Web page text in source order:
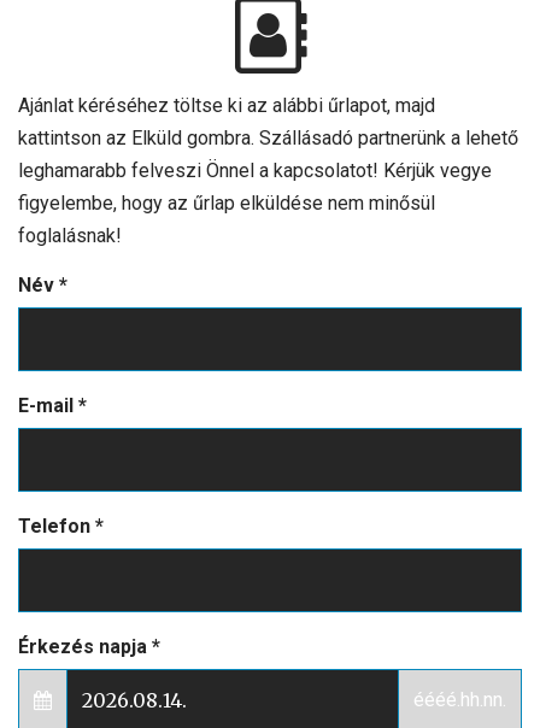
Ajánlat kéréséhez töltse ki az alábbi űrlapot, majd
kattintson az Elküld gombra. Szállásadó partnerünk a lehető
leghamarabb felveszi Önnel a kapcsolatot! Kérjük vegye
figyelembe, hogy az űrlap elküldése nem minősül
foglalásnak!
Név *
E-mail *
Telefon *
Érkezés napja *
éééé.hh.nn.